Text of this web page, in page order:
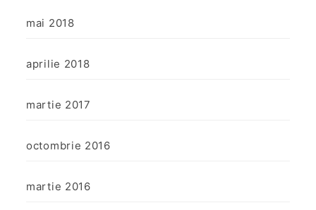
mai 2018
aprilie 2018
martie 2017
octombrie 2016
martie 2016